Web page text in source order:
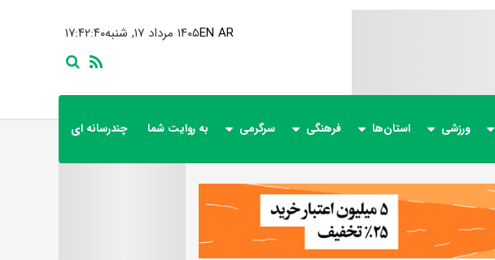
۱۷:۴۲:۴۲ ۱۴۰۵ مرداد ۱۷, شنبهEN AR
ورزشی استان‌ها فرهنگی سرگرمی به روایت شما چندرسانه ای